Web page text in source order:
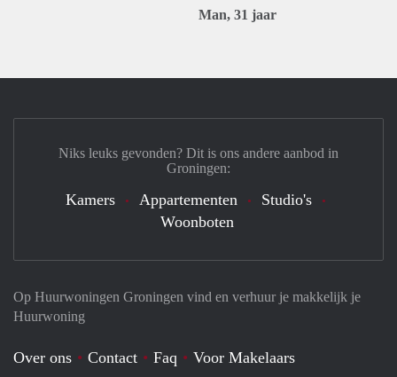
Man, 31 jaar
Op Huurwoningen Groningen vind en verhuur je makkelijk je
Huurwoning
Over ons Contact Faq Voor Makelaars
Niks leuks gevonden? Dit is ons andere aanbod in
Groningen:
Kamers Appartementen
Studio's
Woonboten